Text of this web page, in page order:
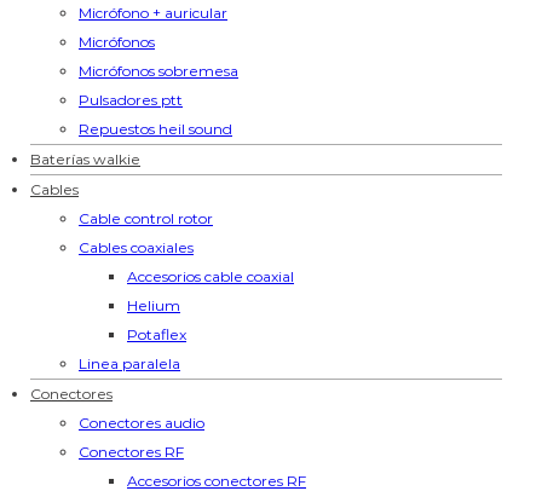
Micrófono + auricular
Micrófonos
Micrófonos sobremesa
Pulsadores ptt
Repuestos heil sound
Baterías walkie
Cables
Cable control rotor
Cables coaxiales
Accesorios cable coaxial
Helium
Potaflex
Linea paralela
Conectores
Conectores audio
Conectores RF
Accesorios conectores RF